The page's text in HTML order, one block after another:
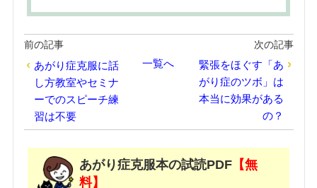
前の記事
あがり症克服に話
し方教室やセミナ
ーでのスピーチ練
習は不要
一覧へ
次の記事
緊張をほぐす「あ
がり症のツボ」は
本当に効果がある
の？
あがり症克服本の試読PDF 【無
料】